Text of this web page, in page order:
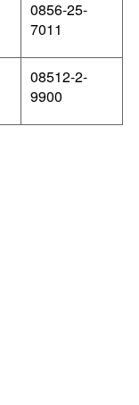
0856-25-
7011
08512-2-
9900